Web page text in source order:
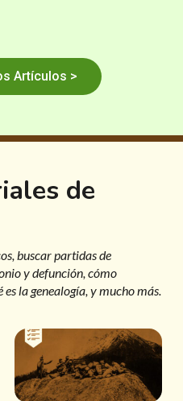
Artículos >
de
buscar partidas de
y defunción, cómo
la genealogía, y mucho más.